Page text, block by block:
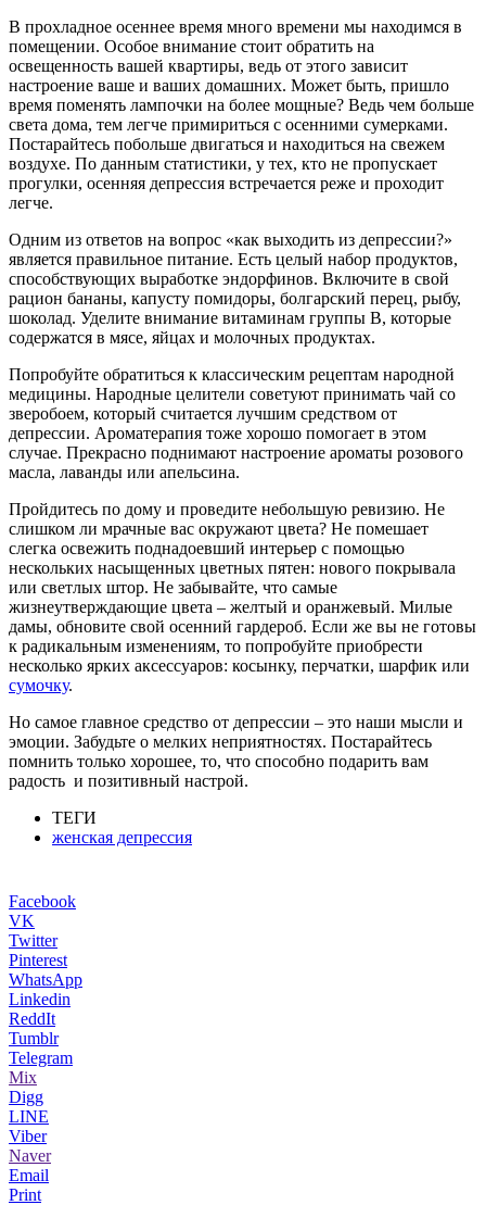
В прохладное осеннее время много времени мы находимся в
помещении. Особое внимание стоит обратить на
освещенность вашей квартиры, ведь от этого зависит
настроение ваше и ваших домашних. Может быть, пришло
время поменять лампочки на более мощные? Ведь чем больше
света дома, тем легче примириться с осенними сумерками.
Постарайтесь побольше двигаться и находиться на свежем
воздухе. По данным статистики, у тех, кто не пропускает
прогулки, осенняя депрессия встречается реже и проходит
легче.
Одним из ответов на вопрос «как выходить из депрессии?»
является правильное питание. Есть целый набор продуктов,
способствующих выработке эндорфинов. Включите в свой
рацион бананы, капусту помидоры, болгарский перец, рыбу,
шоколад. Уделите внимание витаминам группы В, которые
содержатся в мясе, яйцах и молочных продуктах.
Попробуйте обратиться к классическим рецептам народной
медицины. Народные целители советуют принимать чай со
зверобоем, который считается лучшим средством от
депрессии. Ароматерапия тоже хорошо помогает в этом
случае. Прекрасно поднимают настроение ароматы розового
масла, лаванды или апельсина.
Пройдитесь по дому и проведите небольшую ревизию. Не
слишком ли мрачные вас окружают цвета? Не помешает
слегка освежить поднадоевший интерьер с помощью
нескольких насыщенных цветных пятен: нового покрывала
или светлых штор. Не забывайте, что самые
жизнеутверждающие цвета – желтый и оранжевый. Милые
дамы, обновите свой осенний гардероб. Если же вы не готовы
к радикальным изменениям, то попробуйте приобрести
несколько ярких аксессуаров: косынку, перчатки, шарфик или
сумочку.
Но самое главное средство от депрессии – это наши мысли и
эмоции. Забудьте о мелких неприятностях. Постарайтесь
помнить только хорошее, то, что способно подарить вам
радость и позитивный настрой.
ТЕГИ
женская депрессия
Facebook
VK
Twitter
Pinterest
WhatsApp
Linkedin
ReddIt
Tumblr
Telegram
Mix
Digg
LINE
Viber
Naver
Email
Print